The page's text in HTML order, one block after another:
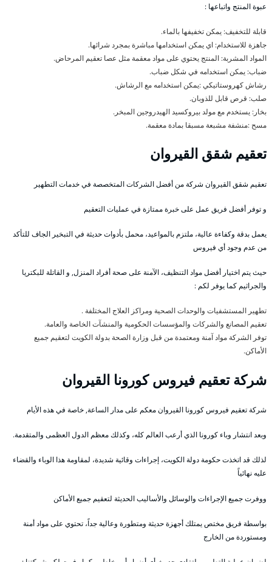
عبوة المنتج واتباعها :
قابلة للتخفيف: يمكن تخفيفها بالماء.
جاهزة للاستخدام: اي يمكن استخدامها مباشرة بمجرد شرائها.
المواد المشربة: المنتج يحتوي على مواد معقمة مثل عصا تعقيم المرحاض.
ضباب: يمكن استخدامه في شكل ضباب.
رشاش كهروستاتيكي :يمكن استخدامه مع الرشاش.
صلب: قرص قابل للذوبان.
بخار: يستخدم مع مولد بيروكسيد الهيدروجين المبخر.
مسح :منشفة مشبعة مسبقا بمادة معقمة.
تعقيم شقق القيروان
تعقيم شقق القيروان شركة من أفضل الشركات المتخصصة في خدمات التطهير
و توفر أفضل فريق عمل على خبرة ممتازة في عمليات التعقيم
يعمل بدقة وكفاءة عالية، ملتزم بالمواعيد، محمل بأدوات حديثة في التبخير الجاف للتأكد
من عدم وجود أي فيروس
حيث يتم اختيار أفضل مواد التنظيف، الآمنة على صحة أفراد المنزل, و القاتلة للبكتريا
والجراثيم كما يوفر لكم :
تطهير المستشفيات والوحدات الصحية ومراكز العلاج المختلفة .
تعقيم المصانع والشركات والمؤسسات الحكومية والمنشآت الخاصة والعامة.
توفر الشركة مواد آمنة ومعتمدة من قبل وزارة الصحة بدولة الكويت لتعقيم جميع
الأماكن.
شركة تعقيم فيروس كورونا القيروان
شركة تعقيم فيروس كورونا القيروان معكم على مدار الساعة, خاصة في هذه الأيام
وبعد انتشار وباء كورونا الذي أرعب العالم كله، وكذلك معظم الدول العظمى والمتقدمة.
لذلك قد اتخذت حكومة دولة الكويت، إجراءات وقائية شديدة، لمقاومة هذا الوباء والقضاء
عليه نهائياً
ووفرت جميع الإجراءات والوسائل والأساليب الحديثة لتعقيم جميع الأماكن
بواسطة فريق مختص يمتلك أجهزة حديثة ومتطورة وعالية جداً، تحتوي على مواد أمنة
ومستوردة من الخارج